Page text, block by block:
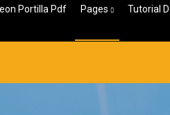
Portilla Pdf Pages Tutorial